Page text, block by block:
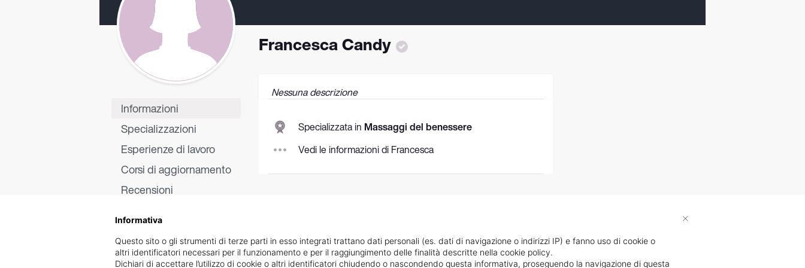
Informazioni
Specializzazioni
Esperienze di lavoro
Corsi di aggiornamento
Recensioni
Francesca Candy
Nessuna descrizione
Specializzata in Massaggi del benessere
Vedi le informazioni di Francesca
Informativa
Questo sito o gli strumenti di terze parti in esso integrati trattano dati personali (es. dati di navigazione o indirizzi IP) e fanno uso di cookie o
altri identificatori necessari per il funzionamento e per il raggiungimento delle finalità descritte nella cookie policy.
Dichiari di accettare l’utilizzo di cookie o altri identificatori chiudendo o nascondendo questa informativa, proseguendo la navigazione di questa
×